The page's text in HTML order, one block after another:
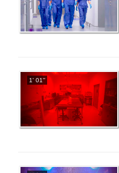
1' 01''